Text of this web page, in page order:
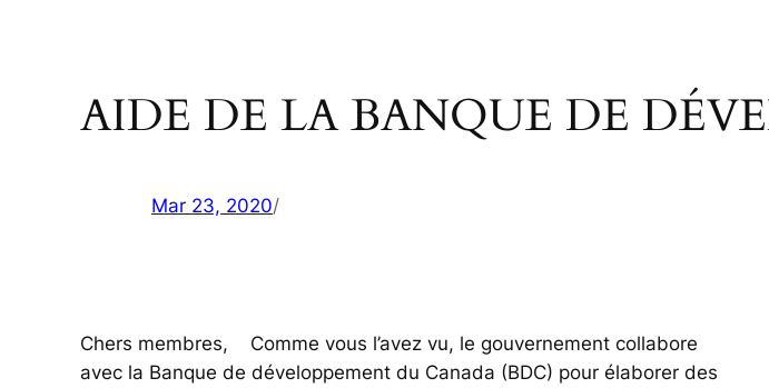
AIDE DE LA BANQUE DE
Mar 23, 2020/
Chers membres, Comme vous l’avez vu, le gouvernement collabore
avec la Banque de développement du Canada (BDC) pour élaborer des